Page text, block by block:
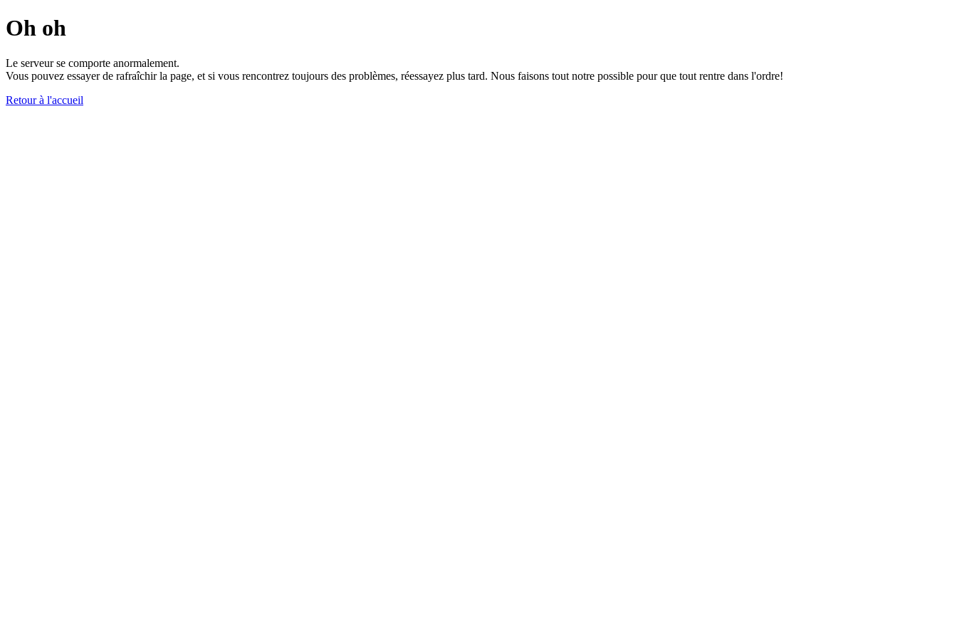
Oh oh
Le serveur se comporte anormalement.
Vous pouvez essayer de rafraîchir la page, et si vous rencontrez toujours des problèmes, réessayez plus tard. Nous faisons tout notre possible pour que tout rentre dans l'ordre!
Retour à l'accueil